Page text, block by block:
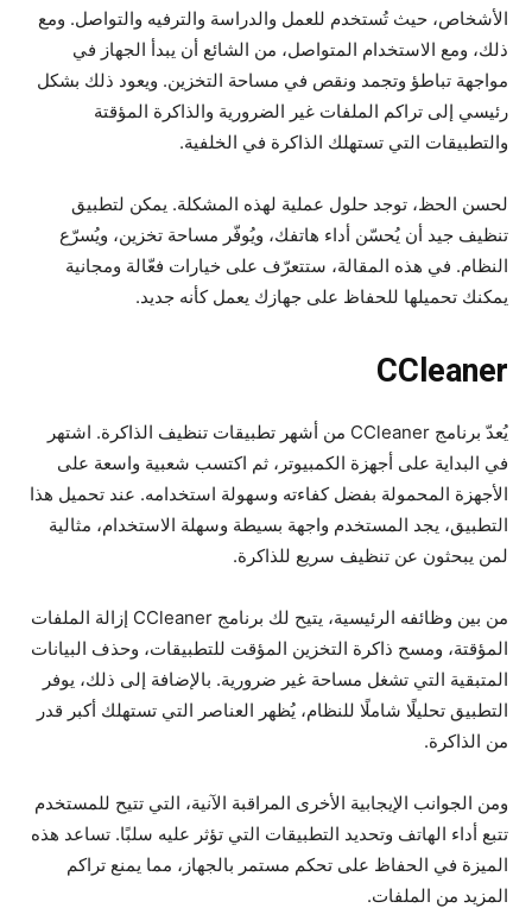
الأشخاص، حيث تُستخدم للعمل والدراسة والترفيه والتواصل. ومع
ذلك، ومع الاستخدام المتواصل، من الشائع أن يبدأ الجهاز في
مواجهة تباطؤ وتجمد ونقص في مساحة التخزين. ويعود ذلك بشكل
رئيسي إلى تراكم الملفات غير الضرورية والذاكرة المؤقتة
والتطبيقات التي تستهلك الذاكرة في الخلفية.
لحسن الحظ، توجد حلول عملية لهذه المشكلة. يمكن لتطبيق
تنظيف جيد أن يُحسّن أداء هاتفك، ويُوفّر مساحة تخزين، ويُسرّع
النظام. في هذه المقالة، ستتعرّف على خيارات فعّالة ومجانية
يمكنك تحميلها للحفاظ على جهازك يعمل كأنه جديد.
CCleaner
يُعدّ برنامج CCleaner من أشهر تطبيقات تنظيف الذاكرة. اشتهر
في البداية على أجهزة الكمبيوتر، ثم اكتسب شعبية واسعة على
الأجهزة المحمولة بفضل كفاءته وسهولة استخدامه. عند تحميل هذا
التطبيق، يجد المستخدم واجهة بسيطة وسهلة الاستخدام، مثالية
لمن يبحثون عن تنظيف سريع للذاكرة.
من بين وظائفه الرئيسية، يتيح لك برنامج CCleaner إزالة الملفات
المؤقتة، ومسح ذاكرة التخزين المؤقت للتطبيقات، وحذف البيانات
المتبقية التي تشغل مساحة غير ضرورية. بالإضافة إلى ذلك، يوفر
التطبيق تحليلًا شاملًا للنظام، يُظهر العناصر التي تستهلك أكبر قدر
من الذاكرة.
ومن الجوانب الإيجابية الأخرى المراقبة الآنية، التي تتيح للمستخدم
تتبع أداء الهاتف وتحديد التطبيقات التي تؤثر عليه سلبًا. تساعد هذه
الميزة في الحفاظ على تحكم مستمر بالجهاز، مما يمنع تراكم
المزيد من الملفات.